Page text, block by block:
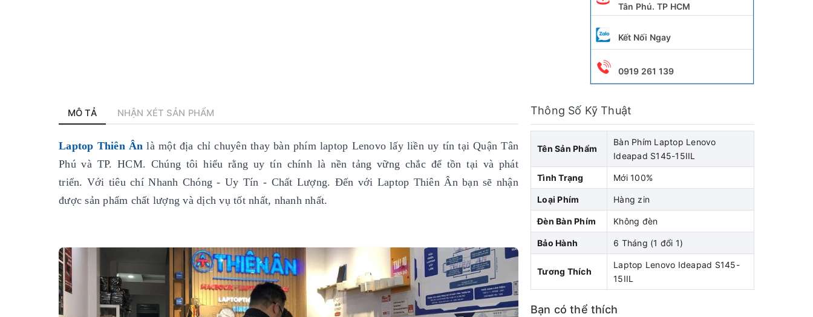
Tân Phú. TP HCM
Kết Nối Ngay
0919 261 139
MÔ TẢ NHẬN XÉT SẢN PHẨM
Laptop Thiên Ân là một địa chỉ chuyên thay bàn phím laptop Lenovo lấy liền uy tín tại Quận Tân
Phú và TP. HCM. Chúng tôi hiểu rằng uy tín chính là nền tảng vững chắc để tồn tại và phát
triển. Với tiêu chí Nhanh Chóng - Uy Tín - Chất Lượng. Đến với Laptop Thiên Ân bạn sẽ nhận
được sản phẩm chất lượng và dịch vụ tốt nhất, nhanh nhất.
Thông Số Kỹ Thuật
Tên Sản Phẩm
Bàn Phím Laptop Lenovo
Ideapad S145-15IIL
Tình Trạng Mới 100%
Loại Phím Hàng zin
Đèn Bàn Phím Không đèn
Bảo Hành 6 Tháng (1 đổi 1)
Tương Thích
Laptop Lenovo Ideapad S145-
15IIL
Bạn có thể thích